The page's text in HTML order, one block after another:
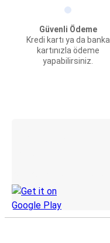
Güvenli Ödeme
Kredi kartı ya da banka
kartınızla ödeme
yapabilirsiniz.